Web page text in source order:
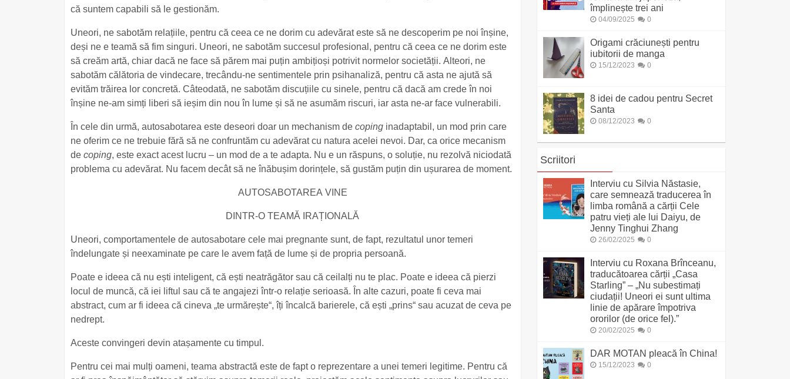
că suntem capabili să le gestionăm.
Uneori, ne sabotăm relațiile, pentru că ceea ce ne dorim cu adevărat este să ne descoperim pe noi înșine,
deși ne e teamă să fim singuri. Uneori, ne sabotăm succesul profesional, pentru că ceea ce ne dorim este
să creăm artă, chiar dacă ne face să părem mai puțin ambițioși potrivit normelor societății. Alteori, ne
sabotăm călătoria de vindecare, trecându-ne sentimentele prin psihanaliză, pentru că asta ne ajută să
evităm trăirea lor concretă. Câteodată, ne sabotăm discuțiile cu sinele, pentru că dacă am crede în noi
înșine ne-am simți liberi să ieșim din nou în lume și să ne asumăm riscuri, iar asta ne-ar face vulnerabili.
În cele din urmă, autosabotarea este deseori doar un mechanism de coping inadaptabil, un mod prin care
ne oferim ce ne trebuie fără să ne confruntăm cu adevărat cu natura acelei nevoi. Dar, ca orice mecanism
de coping, este exact acest lucru – un mod de a te adapta. Nu e un răspuns, o soluție, nu rezolvă niciodată
problema cu adevărat. Nu facem decât să ne înăbușim dorințele, să gustăm puțin din ușurarea de moment.
AUTOSABOTAREA VINE
DINTR-O TEAMĂ IRAȚIONALĂ
Uneori, comportamentele de autosabotare cele mai pregnante sunt, de fapt, rezultatul unor temeri
îndelungate și neexaminate pe care le avem față de lume și de propria persoană.
Poate e ideea că nu ești inteligent, că ești neatrăgător sau că ceilalți nu te plac. Poate e ideea că pierzi
locul de muncă, că iei liftul sau că te angajezi într-o relație serioasă. În alte cazuri, poate fi ceva mai
abstract, cum ar fi ideea că cineva „te urmărește“, îți încalcă barierele, că ești „prins“ sau acuzat de ceva pe
nedrept.
Aceste convingeri devin atașamente cu timpul.
Pentru cei mai mulți oameni, teama abstractă este de fapt o reprezentare a unei temeri legitime. Pentru că
împlinește trei ani
04/09/2025 0
Origami crăciunești pentru
iubitorii de manga
15/12/2023 0
8 idei de cadou pentru Secret
Santa
08/12/2023 0
Scriitori
Interviu cu Silvia Năstasie,
care semnează traducerea în
limba română a cărții Cele
patru vieți ale lui Daiyu, de
Jenny Tinghui Zhang
26/02/2025 0
Interviu cu Roxana Brînceanu,
traducătoarea cărții „Casa
Starling” – „Nu subestimați
ciudații! Uneori ei sunt ultima
linie de apărare împotriva
ororilor (de orice fel).”
20/02/2025 0
DAR MOTAN pleacă în China!
15/12/2023 0